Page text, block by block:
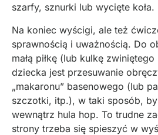
szarfy, sznurki lub wycięte koła.
Na koniec wyścigi, ale też
sprawnością i uważnością. Do
małą piłkę (lub kulkę
dziecka jest przesuwanie
„makaronu” basenowego (lub
szczotki, itp.), w taki sposób, by
wewnątrz hula hop. To trudne
strony trzeba się spieszyć w